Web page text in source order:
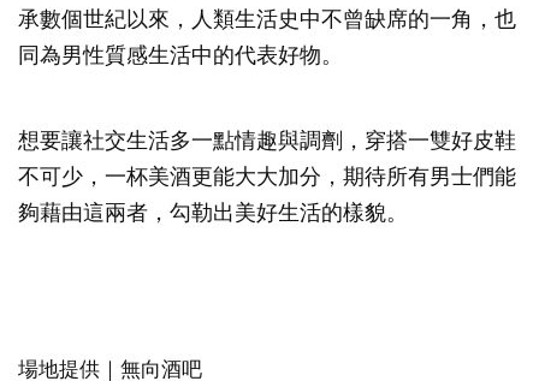
承數個世紀以來，人類生活史中不曾缺席的一角，也
同為男性質感生活中的代表好物。
想要讓社交生活多一點情趣與調劑，穿搭一雙好皮鞋
不可少，一杯美酒更能大大加分，期待所有男士們能
夠藉由這兩者，勾勒出美好生活的樣貌。
場地提供｜無向酒吧